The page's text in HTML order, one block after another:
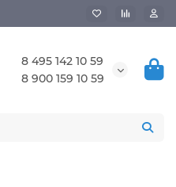
8 495 142 10 59
8 900 159 10 59